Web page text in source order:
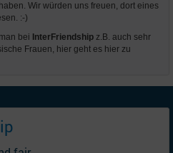
Wir würden uns freuen, dort eines
:-)
bei InterFriendship z.B. auch sehr
Frauen, hier geht es hier zu